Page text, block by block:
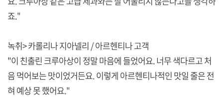
죠."
녹취> 카롤리나 지아넬리 / 아르헨티나 고객
"이 친출린 크루아상이 정말 마음에 들었어요. 너무 색다르고 처
음 먹어보는 맛이었거든요. 이렇게 아르헨티나적인 맛일 줄은 전
혀 예상 못 했어요."